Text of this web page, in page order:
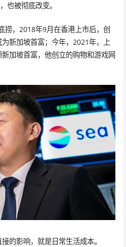
也被彻底改变。
捞，2018年9月在香港上市后，创
新加坡首富；今年，2021年，上
加坡首富，他创立的购物和游戏网
的影响，就是日常生活成本。